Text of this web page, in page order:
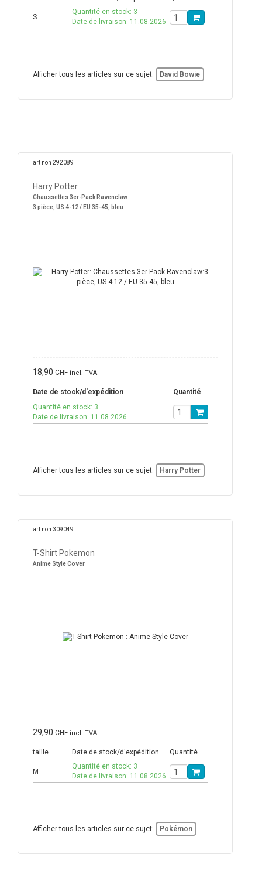
S
Quantité en stock: 3
Date de livraison: 11.08.2026
Afficher tous les articles sur ce sujet: David Bowie
art non 292089
Harry Potter
Chaussettes 3er-Pack Ravenclaw
3 pièce, US 4-12 / EU 35-45, bleu
18,90 CHF incl. TVA
Date de stock/d'expédition
Quantité
Quantité en stock: 3
Date de livraison: 11.08.2026
Afficher tous les articles sur ce sujet: Harry Potter
art non 309049
T-Shirt Pokemon
Anime Style Cover
29,90 CHF incl. TVA
taille Date de stock/d'expédition Quantité
M
Quantité en stock: 3
Date de livraison: 11.08.2026
Afficher tous les articles sur ce sujet: Pokémon